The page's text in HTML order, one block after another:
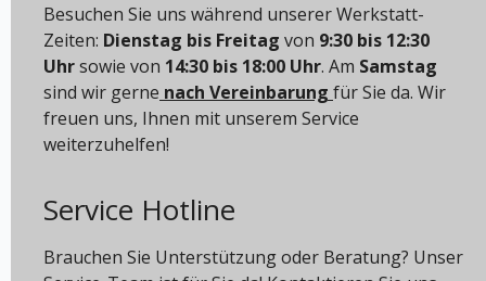
Besuchen Sie uns während unserer Werkstatt-
Zeiten: Dienstag bis Freitag von 9:30 bis 12:30
Uhrsowie von 14:30 bis 18:00 Uhr. Am Samstag
sind wir gerne nach Vereinbarung für Sie da. Wir
freuen uns, Ihnen mit unserem Service
weiterzuhelfen!
Service Hotline
Brauchen Sie Unterstützung oder Beratung? Unser